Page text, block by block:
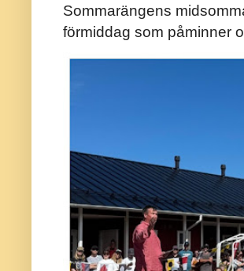
Sommarängens
förmiddag som påminner